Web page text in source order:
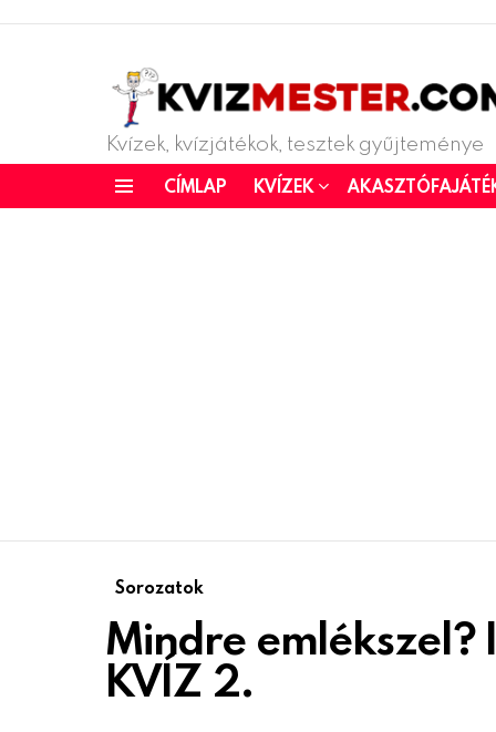
Kvízek, kvízjátékok, tesztek gyűjteménye
CÍMLAP KVÍZEK
Sorozatok
Mindre
KVÍZ 2.